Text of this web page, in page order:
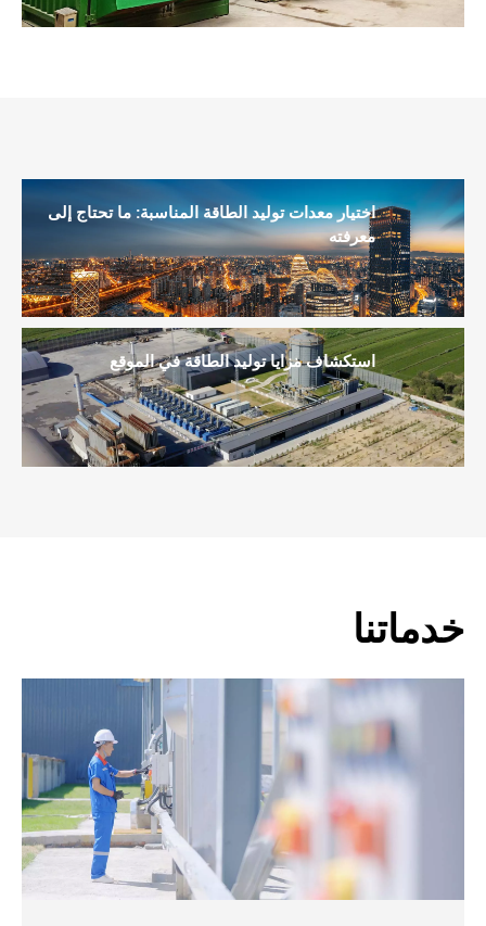
اختيار معدات توليد الطاقة المناسبة: ما تحتاج إلى
معرفته
استكشاف مزايا توليد الطاقة في الموقع
خدماتنا